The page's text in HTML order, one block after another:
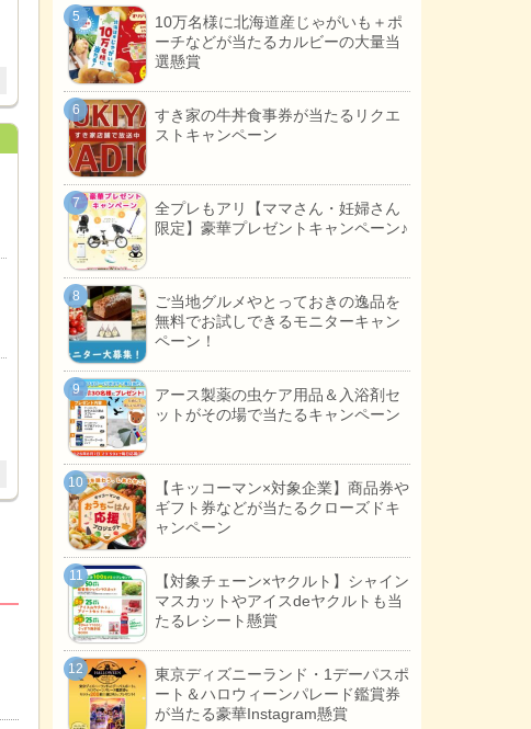
10万名様に北海道産じゃがいも＋ポ
ーチなどが当たるカルビーの大量当
選懸賞
すき家の牛丼食事券が当たるリクエ
ストキャンペーン
全プレもアリ【ママさん・妊婦さん
限定】豪華プレゼントキャンペーン♪
ご当地グルメやとっておきの逸品を
無料でお試しできるモニターキャン
ペーン！
アース製薬の虫ケア用品＆入浴剤セ
ットがその場で当たるキャンペーン
【キッコーマン×対象企業】商品券や
ギフト券などが当たるクローズドキ
ャンペーン
【対象チェーン×ヤクルト】シャイン
マスカットやアイスdeヤクルトも当
たるレシート懸賞
東京ディズニーランド・1デーパスポ
ート＆ハロウィーンパレード鑑賞券
が当たる豪華Instagram懸賞